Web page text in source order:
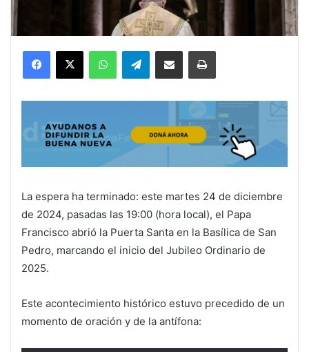
Telegram
La espera ha terminado: este martes 24 de diciembre
de 2024, pasadas las 19:00 (hora local), el Papa
Francisco abrió la Puerta Santa en la Basílica de San
Pedro, marcando el inicio del Jubileo Ordinario de
2025.
Este acontecimiento histórico estuvo precedido de un
momento de oración y de la antífona: